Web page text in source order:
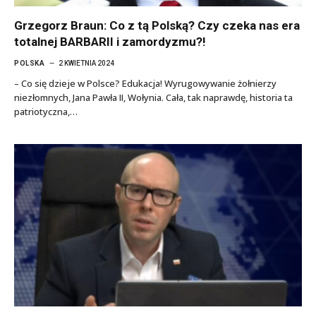
Grzegorz Braun: Co z tą Polską? Czy czeka nas era
totalnej BARBARII i zamordyzmu?!
POLSKA 2 KWIETNIA 2024
– Co się dzieje w Polsce? Edukacja! Wyrugowywanie żołnierzy
niezłomnych, Jana Pawła II, Wołynia. Cała, tak naprawdę, historia ta
patriotyczna,…